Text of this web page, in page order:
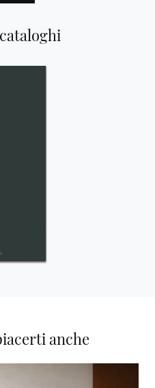
anche